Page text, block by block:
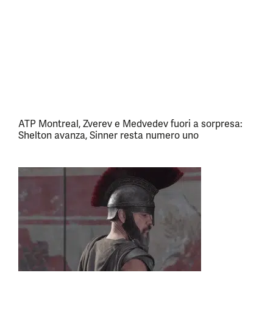
ATP Montreal, Zverev e Medvedev fuori a sorpresa:
Shelton avanza, Sinner resta numero uno